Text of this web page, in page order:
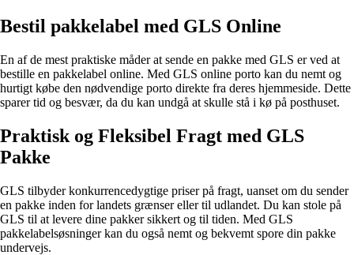
Bestil pakkelabel med GLS Online
En af de mest praktiske måder at sende en pakke med GLS er ved at
bestille en pakkelabel online. Med GLS online porto kan du nemt og
hurtigt købe den nødvendige porto direkte fra deres hjemmeside. Dette
sparer tid og besvær, da du kan undgå at skulle stå i kø på posthuset.
Praktisk og Fleksibel Fragt med GLS
Pakke
GLS tilbyder konkurrencedygtige priser på fragt, uanset om du sender
en pakke inden for landets grænser eller til udlandet. Du kan stole på
GLS til at levere dine pakker sikkert og til tiden. Med GLS
pakkelabelsøsninger kan du også nemt og bekvemt spore din pakke
undervejs.